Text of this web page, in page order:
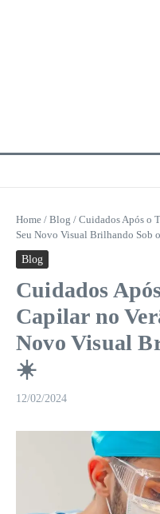
Home / Blog / Cuidados Após o
Seu Novo Visual Brilhando Sob
Blog
Cuidados
Capilar no
Novo Visual
☀️
12/02/2024